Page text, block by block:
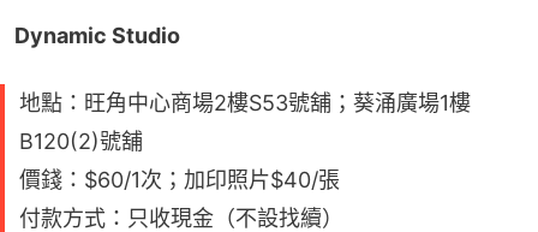
Dynamic Studio
地點：旺角中心商場2樓S53號舖；葵涌廣場1樓
B120(2)號舖
價錢：$60/1次；加印照片$40/張
付款方式：只收現金（不設找續）